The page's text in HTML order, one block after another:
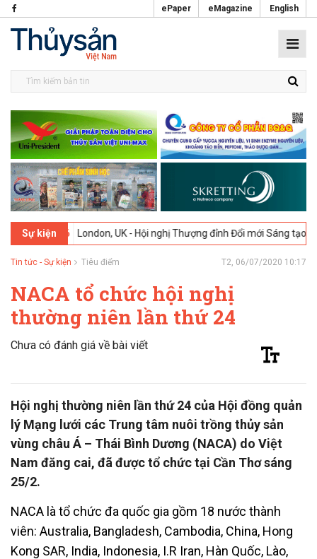
ePaper eMagazine English
Sự kiện
London, UK - Hội nghị Thượng đỉnh Đổi mới Sáng tạo trong
Tin tức - Sự kiện Tiêu điểm T2, 06/07/2020 10:17
NACA tổ chức hội nghị
thường niên lần thứ 24
Chưa có đánh giá về bài viết
Hội nghị thường niên lần thứ 24 của Hội đồng quản
lý Mạng lưới các Trung tâm nuôi trồng thủy sản
vùng châu Á – Thái Bình Dương (NACA) do Việt
Nam đăng cai, đã được tổ chức tại Cần Thơ sáng
25/2.
NACA là tổ chức đa quốc gia gồm 18 nước thành
viên: Australia, Bangladesh, Cambodia, China, Hong
Kong SAR, India, Indonesia, I.R Iran, Hàn Quốc, Lào,